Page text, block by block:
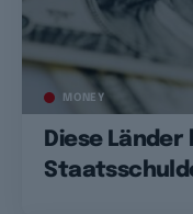
MONEY
Diese